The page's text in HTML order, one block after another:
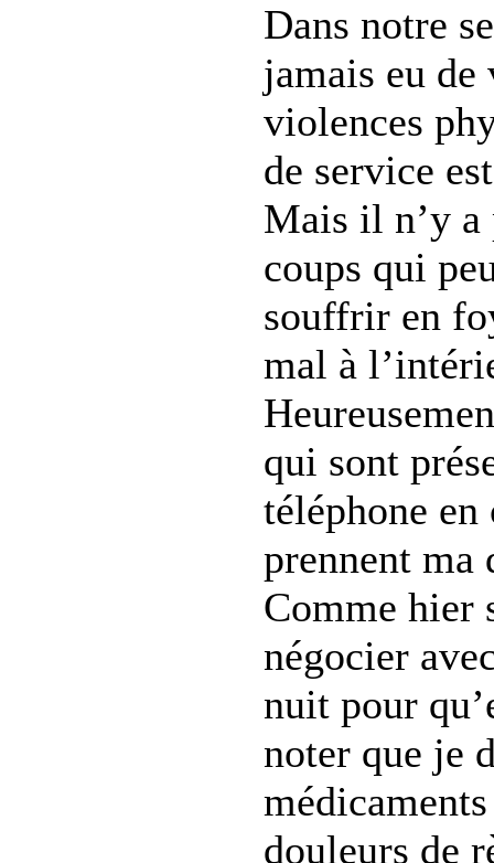
Dans notre
jamais eu de
violences
de service
Mais il n’y a
coups qui
souffrir en
mal à
qui sont
téléphone
prennent ma
Comme hier
négocier
nuit pour
noter que je
douleurs de